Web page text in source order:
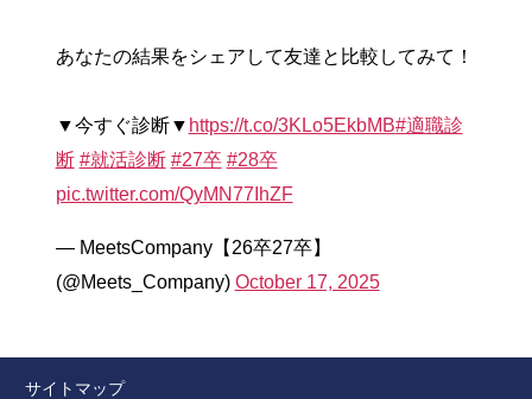
あなたの結果をシェアして友達と比較してみて！
▼今すぐ診断▼ https://t.co/3KLo5EkbMB#適職診
断 #就活診断 #27卒 #28卒
pic.twitter.com/QyMN77IhZF
— MeetsCompany【26卒27卒】
(@Meets_Company) October 17, 2025
サイトマップ